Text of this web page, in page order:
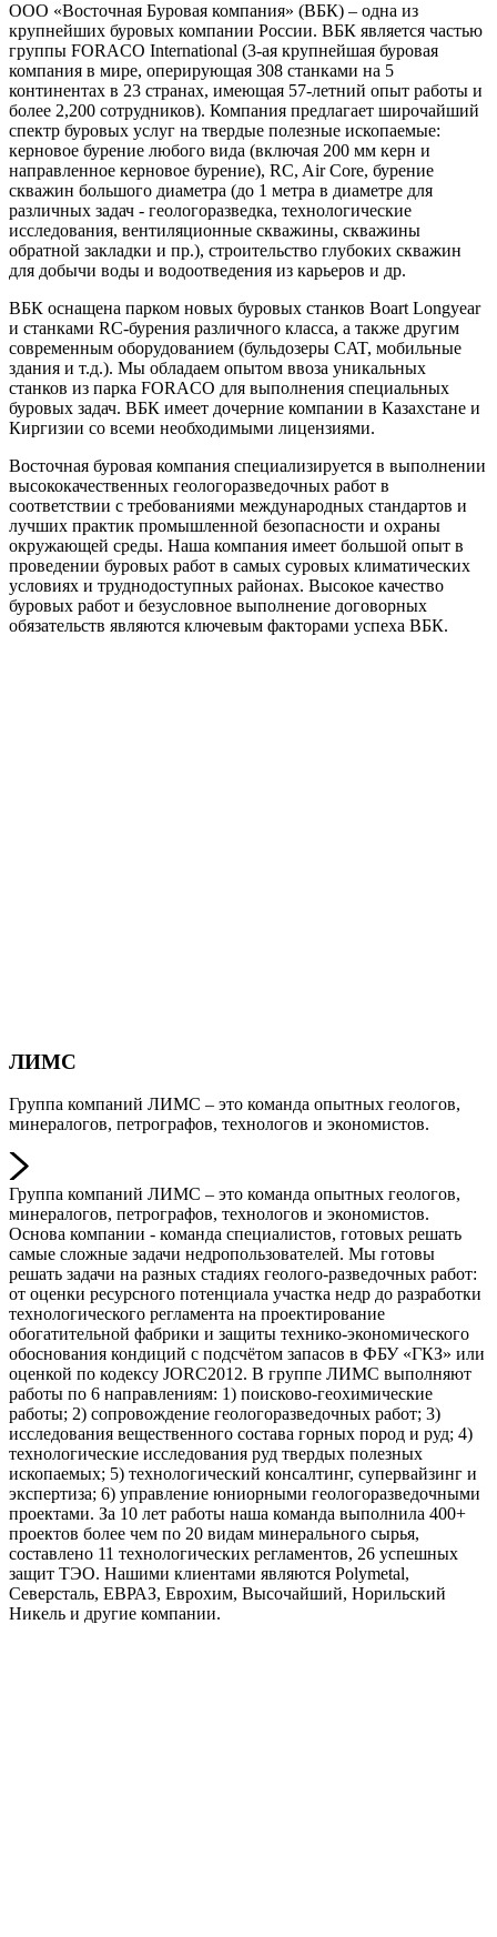
ООО «Восточная Буровая компания» (ВБК) – одна из
крупнейших буровых компании России. ВБК является частью
группы FORACO International (3-ая крупнейшая буровая
компания в мире, оперирующая 308 станками на 5
континентах в 23 странах, имеющая 57-летний опыт работы и
более 2,200 сотрудников). Компания предлагает широчайший
спектр буровых услуг на твердые полезные ископаемые:
керновое бурение любого вида (включая 200 мм керн и
направленное керновое бурение), RC, Air Core, бурение
скважин большого диаметра (до 1 метра в диаметре для
различных задач - геологоразведка, технологические
исследования, вентиляционные скважины, скважины
обратной закладки и пр.), строительство глубоких скважин
для добычи воды и водоотведения из карьеров и др.
ВБК оснащена парком новых буровых станков Воаrt Longyear
и станками RC-бурения различного класса, а также другим
современным оборудованием (бульдозеры CAT, мобильные
здания и т.д.). Мы обладаем опытом ввоза уникальных
станков из парка FORACO для выполнения специальных
буровых задач. ВБК имеет дочерние компании в Казахстане и
Киргизии со всеми необходимыми лицензиями.
Восточная буровая компания специализируется в выполнении
высококачественных геологоразведочных работ в
соответствии с требованиями международных стандартов и
лучших практик промышленной безопасности и охраны
окружающей среды. Наша компания имеет большой опыт в
проведении буровых работ в самых суровых климатических
условиях и труднодоступных районах. Высокое качество
буровых работ и безусловное выполнение договорных
обязательств являются ключевым факторами успеха ВБК.
ЛИМС
Группа компаний ЛИМС – это команда опытных геологов,
минералогов, петрографов, технологов и экономистов.
Группа компаний ЛИМС – это команда опытных геологов,
минералогов, петрографов, технологов и экономистов.
Основа компании - команда специалистов, готовых решать
самые сложные задачи недропользователей. Мы готовы
решать задачи на разных стадиях геолого-разведочных работ:
от оценки ресурсного потенциала участка недр до разработки
технологического регламента на проектирование
обогатительной фабрики и защиты технико-экономического
обоснования кондиций с подсчётом запасов в ФБУ «ГКЗ» или
оценкой по кодексу JORC2012. В группе ЛИМС выполняют
работы по 6 направлениям: 1) поисково-геохимические
работы; 2) сопровождение геологоразведочных работ; 3)
исследования вещественного состава горных пород и руд; 4)
технологические исследования руд твердых полезных
ископаемых; 5) технологический консалтинг, супервайзинг и
экспертиза; 6) управление юниорными геологоразведочными
проектами. За 10 лет работы наша команда выполнила 400+
проектов более чем по 20 видам минерального сырья,
составлено 11 технологических регламентов, 26 успешных
защит ТЭО. Нашими клиентами являются Polymetal,
Северсталь, ЕВРАЗ, Еврохим, Высочайший, Норильский
Никель и другие компании.